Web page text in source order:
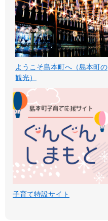
ようこそ島本町へ（島本町の
観光）
子育て特設サイト